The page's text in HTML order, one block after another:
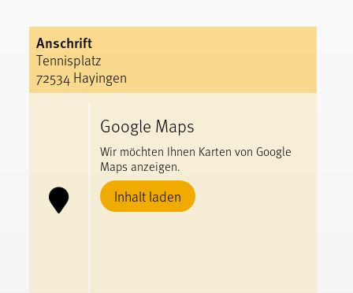
Anschrift
Tennisplatz
72534 Hayingen
Google Maps
Wir möchten Ihnen Karten von Google
Maps anzeigen.
Inhalt laden